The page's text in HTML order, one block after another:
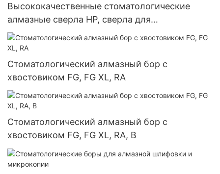
Высококачественные стоматологические
алмазные сверла HP, сверла для
стоматологических лабораторий
Стоматологический алмазный бор с
хвостовиком FG, FG XL, RA
Стоматологический алмазный бор с
хвостовиком FG, FG XL, RA, B